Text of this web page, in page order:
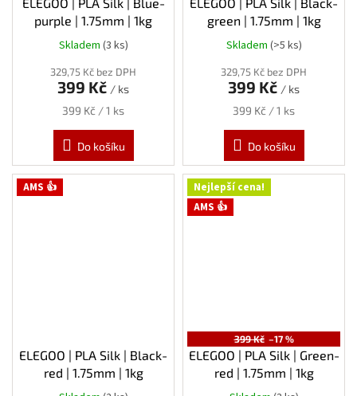
purple | 1.75mm | 1kg
Skladem (3 ks)
329,75 Kč bez DPH
399 Kč / ks
Měrná
399 Kč / 1 ks
Do košíku
green | 1.75mm | 1kg
Skladem (>5 ks)
329,75 Kč bez DPH
399 Kč / ks
Měrná
399 Kč / 1 ks
Do košíku
AMS 👍
ELEGOO | PLA Silk | Black-
red | 1.75mm | 1kg
Nejlepší cena!
AMS 👍
399 Kč –17 %
ELEGOO | PLA Silk | Green-
red | 1.75mm | 1kg